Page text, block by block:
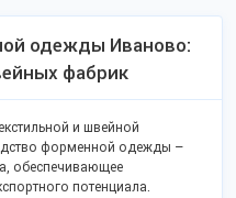
одежды Иваново:
фабрик
и швейной
форменной одежды –
обеспечивающее
потенциала.